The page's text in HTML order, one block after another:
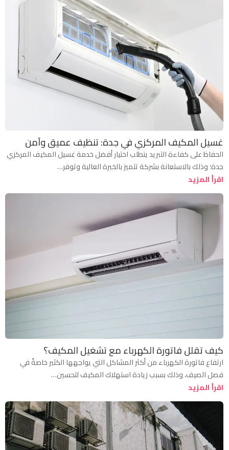
غسيل المكيف المركزي في جدة: تنظيف عميق وآمن
الحفاظ على كفاءة التبريد يتطلب اختيار أفضل خدمة غسيل المكيف المركزي
جدة؛ وذلك بالاستعانة بشركة تتميز بالخبرة العالية وتوفر…
اقرأ المزيد
كيف تقلل فاتورة الكهرباء مع تشغيل المكيف؟
ارتفاع فاتورة الكهرباء من أكثر المشاكل التي يواجهها الكثير خاصةً في
فصل الصيف، وذلك بسبب زيادة استهلاك المكيف لتحسين…
اقرأ المزيد